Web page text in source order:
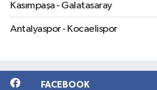
Kasımpaşa - Galatasaray
Antalyaspor - Kocaelispor
FACEBOOK